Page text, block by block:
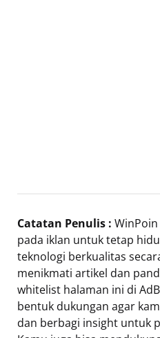
Catatan Penulis :
pada iklan untuk tetap
teknologi berkualitas
menikmati artikel dan
whitelist halaman ini di
bentuk dukungan agar
dan berbagi insight untuk